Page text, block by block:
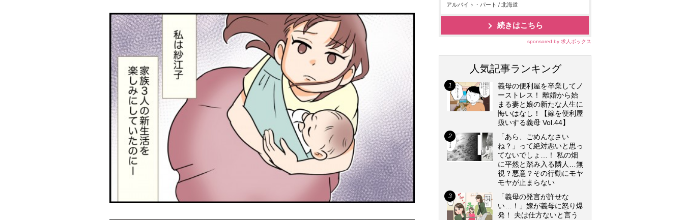
アルバイト・パート / 北海道
続きはこちら
sponsored by 求人ボックス
人気記事ランキング
義母の便利屋を卒業してノ
ーストレス！ 離婚から始
まる妻と娘の新たな人生に
悔いはなし！【嫁を便利屋
扱いする義母 Vol.44】
「あら、ごめんなさい
ね？」って絶対悪いと思っ
てないでしょ…！ 私の畑
に平然と踏み入る隣人…無
視？悪意？その行動にモヤ
モヤが止まらない
「義母の発言が許せな
い…！」嫁が義母に怒り爆
発！ 夫は仕方ないと言う